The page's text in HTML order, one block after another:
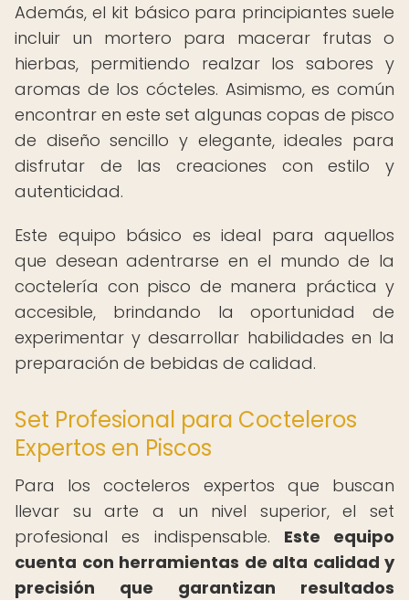
Además, el kit básico para principiantes suele
incluir un mortero para macerar frutas o
hierbas, permitiendo realzar los sabores y
aromas de los cócteles. Asimismo, es común
encontrar en este set algunas copas de pisco
de diseño sencillo y elegante, ideales para
disfrutar de las creaciones con estilo y
autenticidad.
Este equipo básico es ideal para aquellos
que desean adentrarse en el mundo de la
coctelería con pisco de manera práctica y
accesible, brindando la oportunidad de
experimentar y desarrollar habilidades en la
preparación de bebidas de calidad.
Set Profesional para Cocteleros
Expertos en Piscos
Para los cocteleros expertos que buscan
llevar su arte a un nivel superior, el set
profesional es indispensable. Este equipo
cuenta con herramientas de alta calidad y
precisión que garantizan resultados